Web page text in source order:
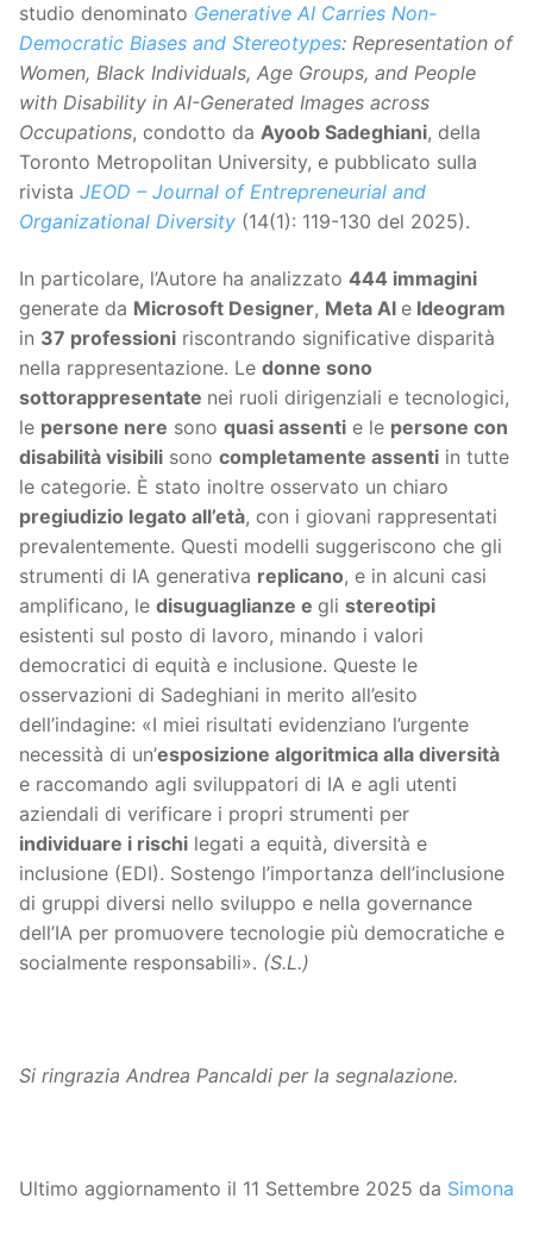
studio denominato Generative AI Carries Non-
Democratic Biases and Stereotypes: Representation of
Women, Black Individuals, Age Groups, and People
with Disability in AI-Generated Images across
Occupations, condotto da Ayoob Sadeghiani, della
Toronto Metropolitan University, e pubblicato sulla
rivista JEOD – Journal of Entrepreneurial and
Organizational Diversity (14(1): 119-130 del 2025).
In particolare, l’Autore ha analizzato 444 immagini
generate da Microsoft Designer, Meta AI e Ideogram
in 37 professioni riscontrando significative disparità
nella rappresentazione. Le donne sono
sottorappresentate nei ruoli dirigenziali e tecnologici,
le persone nere sono quasi assenti e le persone con
disabilità visibili sono completamente assenti in tutte
le categorie. È stato inoltre osservato un chiaro
pregiudizio legato all’età, con i giovani rappresentati
prevalentemente. Questi modelli suggeriscono che gli
strumenti di IA generativa replicano, e in alcuni casi
amplificano, le disuguaglianze e gli stereotipi
esistenti sul posto di lavoro, minando i valori
democratici di equità e inclusione. Queste le
osservazioni di Sadeghiani in merito all’esito
dell’indagine: «I miei risultati evidenziano l’urgente
necessità di un’esposizione algoritmica alla diversità
e raccomando agli sviluppatori di IA e agli utenti
aziendali di verificare i propri strumenti per
individuare i rischi legati a equità, diversità e
inclusione (EDI). Sostengo l’importanza dell’inclusione
di gruppi diversi nello sviluppo e nella governance
dell’IA per promuovere tecnologie più democratiche e
socialmente responsabili». (S.L.)
Si ringrazia Andrea Pancaldi per la segnalazione.
Ultimo aggiornamento il 11 Settembre 2025 da Simona